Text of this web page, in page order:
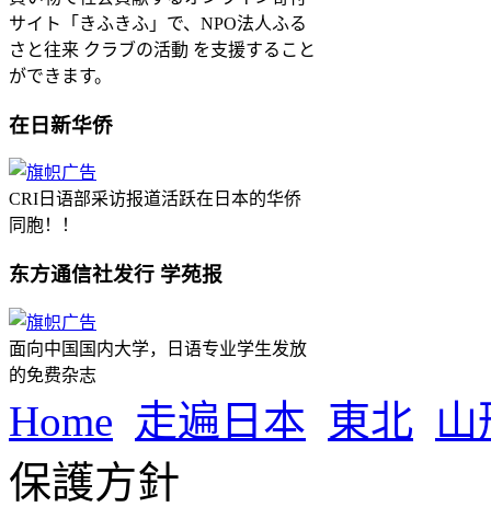
サイト「きふきふ」で、NPO法人ふる
さと往来 クラブの活動 を支援すること
ができます。
在日新华侨
CRI日语部采访报道活跃在日本的华侨
同胞！！
东方通信社发行 学苑报
面向中国国内大学，日语专业学生发放
的免费杂志
Home 走遍日本 東北 山
保護方針